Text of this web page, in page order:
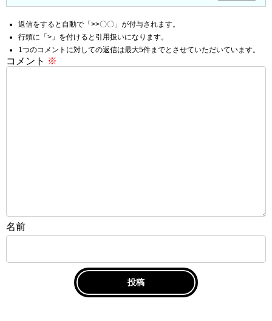
返信をすると自動で「>>〇〇」が付与されます。
行頭に「>」を付けると引用扱いになります。
1つのコメントに対しての返信は最大5件までとさせていただいています。
コメント ※
名前